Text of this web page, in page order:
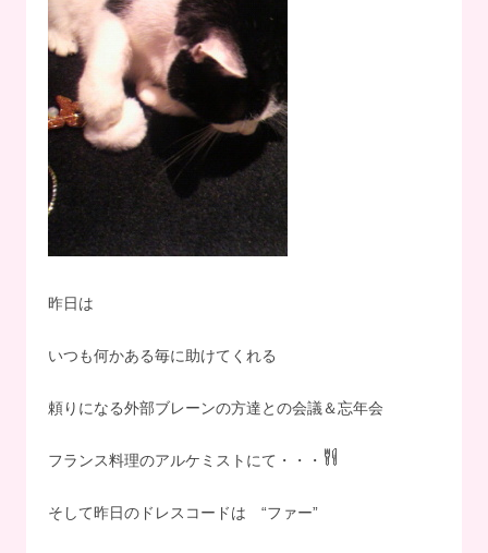
昨日は
いつも何かある毎に助けてくれる
頼りになる外部ブレーンの方達との会議＆忘年会
フランス料理のアルケミストにて・・・
そして昨日のドレスコードは “ファー”